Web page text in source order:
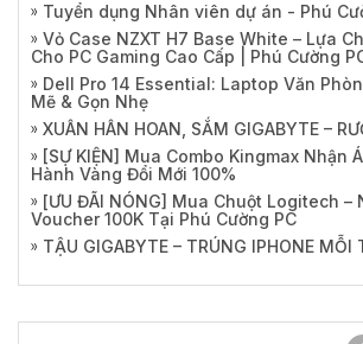
Tuyển dụng Nhân viên dự án - Phú
Vỏ Case NZXT H7 Base White – Lựa
Cho PC Gaming Cao Cấp | Phú Cường
Dell Pro 14 Essential: Laptop Văn
Mẽ & Gọn Nhẹ
XUÂN HÂN HOAN, SẮM GIGABYTE –
[SỰ KIỆN] Mua Combo Kingmax Nhận
Hành Vàng Đổi Mới 100%
[ƯU ĐÃI NÓNG] Mua Chuột Logitech –
Voucher 100K Tại Phú Cường PC
TẬU GIGABYTE – TRÚNG IPHONE MỖI